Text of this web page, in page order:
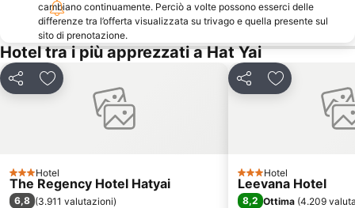
cambiano continuamente. Perciò a volte possono esserci delle
differenze tra l’offerta visualizzata su trivago e quella presente sul
sito di prenotazione.
Hotel tra i più apprezzati a Hat Yai
CondividiAggiungi ai preferiti
3 StelleHotel
The Regency Hotel Hatyai
6,8 (3.911 valutazioni)
CondividiAggiungi ai
3 StelleHotel
Leevana Hotel
8,2 Ottima (4.209